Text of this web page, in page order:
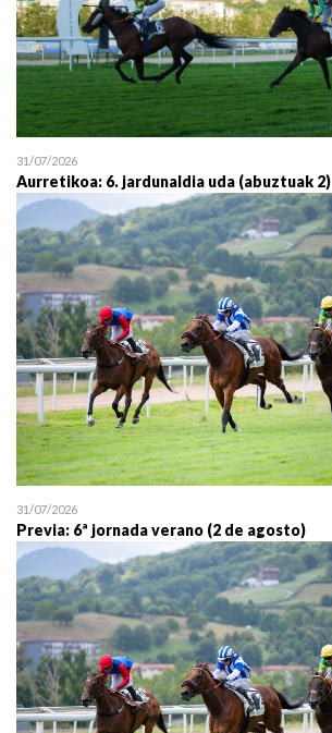
31/07/2026
Aurretikoa: 6. jardunaldia uda (abuztuak 2)
31/07/2026
Previa: 6ª jornada verano (2 de agosto)